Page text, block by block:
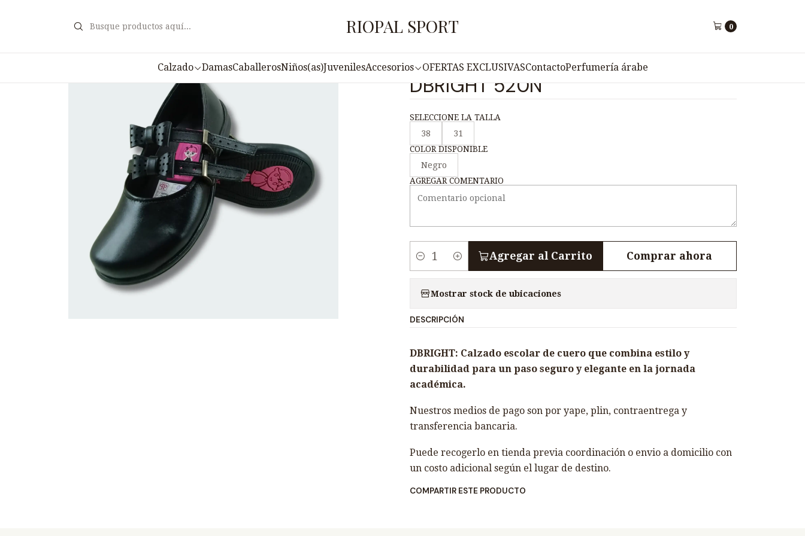
RIOPAL SPORT 0
Calzado DamasCaballerosNiños(as)JuvenilesAccesorios OFERTAS EXCLUSIVASContactoPerfumería árabe
|
Zapato Escolar de Cuero para Mujer
DBRIGHT 520N
SELECCIONE LA TALLA
38
31
COLOR DISPONIBLE
Negro
AGREGAR COMENTARIO
i
a
d
Agregar al Carrito Comprar ahora
Mostrar stock de ubicaciones
DESCRIPCIÓN
DBRIGHT: Calzado escolar de cuero que combina estilo y
durabilidad para un paso seguro y elegante en la jornada
académica.
Nuestros medios de pago son por yape, plin, contraentrega y
transferencia bancaria.
Puede recogerlo en tienda previa coordinación o envio a domicilio con
un costo adicional según el lugar de destino.
COMPARTIR ESTE PRODUCTO